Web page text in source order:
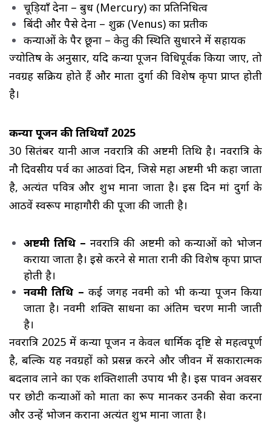
चूड़ियाँ देना – बुध (Mercury) का प्रतिनिधित्व
बिंदी और पैसे देना – शुक्र (Venus) का प्रतीक
कन्याओं के पैर छूना – केतु की स्थिति सुधारने में सहायक
ज्योतिष के अनुसार, यदि कन्या पूजन विधिपूर्वक किया जाए, तो
नवग्रह सक्रिय होते हैं और माता दुर्गा की विशेष कृपा प्राप्त होती
है।
कन्या पूजन की तिथियाँ 2025
30 सितंबर यानी आज नवरात्रि की अष्टमी तिथि है। नवरात्रि के
नौ दिवसीय पर्व का आठवां दिन, जिसे महा अष्टमी भी कहा जाता
है, अत्यंत पवित्र और शुभ माना जाता है। इस दिन मां दुर्गा के
आठवें स्वरूप माहागौरी की पूजा की जाती है।
अष्टमी तिथि – नवरात्रि की अष्टमी को कन्याओं को भोजन
कराया जाता है। इसे करने से माता रानी की विशेष कृपा प्राप्त
होती है।
नवमी तिथि – कई जगह नवमी को भी कन्या पूजन किया
जाता है। नवमी शक्ति साधना का अंतिम चरण मानी जाती
है।
नवरात्रि 2025 में कन्या पूजन न केवल धार्मिक दृष्टि से महत्वपूर्ण
है, बल्कि यह नवग्रहों को प्रसन्न करने और जीवन में सकारात्मक
बदलाव लाने का एक शक्तिशाली उपाय भी है। इस पावन अवसर
पर छोटी कन्याओं को माता का रूप मानकर उनकी सेवा करना
और उन्हें भोजन कराना अत्यंत शुभ माना जाता है।